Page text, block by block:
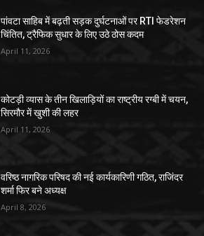
पांवटा साहिब में बढ़ती सड़क दुर्घटनाओं पर RTI फेडरेशन
चिंतित, ट्रैफिक सुधार के लिए उठे ठोस कदम
April 11, 2026
कोटड़ी व्यास के तीन खिलाड़ियों का राष्ट्रीय रग्बी में चयन,
सिरमौर में खुशी की लहर
April 11, 2026
वरिष्ठ नागरिक परिषद की नई कार्यकारिणी गठित, राजिंदर
शर्मा फिर बने अध्यक्ष
April 8, 2026